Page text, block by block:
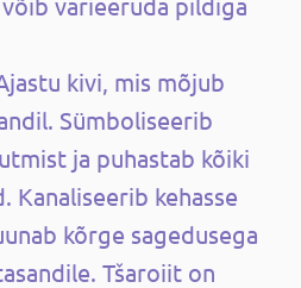
kivi, mis mõjub
Sümboliseerib
ja puhastab kõiki
Kanaliseerib kehasse
kõrge sagedusega
Tšaroiit on